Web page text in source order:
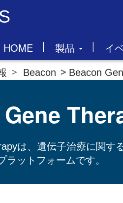
HOME 製品 イ
Beacon Beacon
は、遺伝子治療に関す
ラットフォームです。